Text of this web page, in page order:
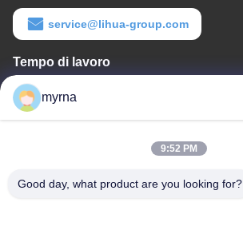
service@lihua-group.com
Tempo di lavoro
8:30-18:00
Il nostro indirizzo
Zone, città di Baoji, provincia di Shaanxi, Cina
myrna
9:52 PM
Good day, what product are you looking for?